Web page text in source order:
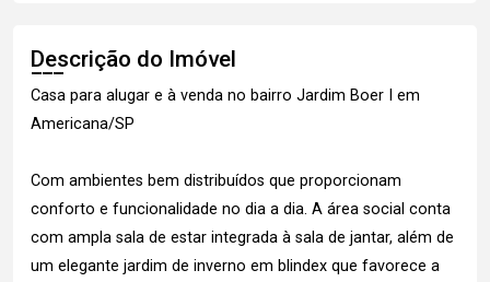
Descrição do Imóvel
Casa para alugar e à venda no bairro Jardim Boer I em
Americana/SP
Com ambientes bem distribuídos que proporcionam
conforto e funcionalidade no dia a dia. A área social conta
com ampla sala de estar integrada à sala de jantar, além de
um elegante jardim de inverno em blindex que favorece a